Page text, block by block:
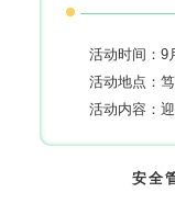
活动时间：9
活动地点：
活动内容：
安全